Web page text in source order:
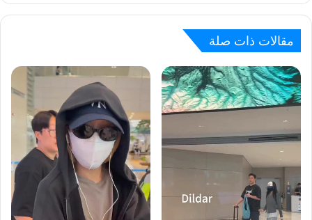
مقالات ذات صلة